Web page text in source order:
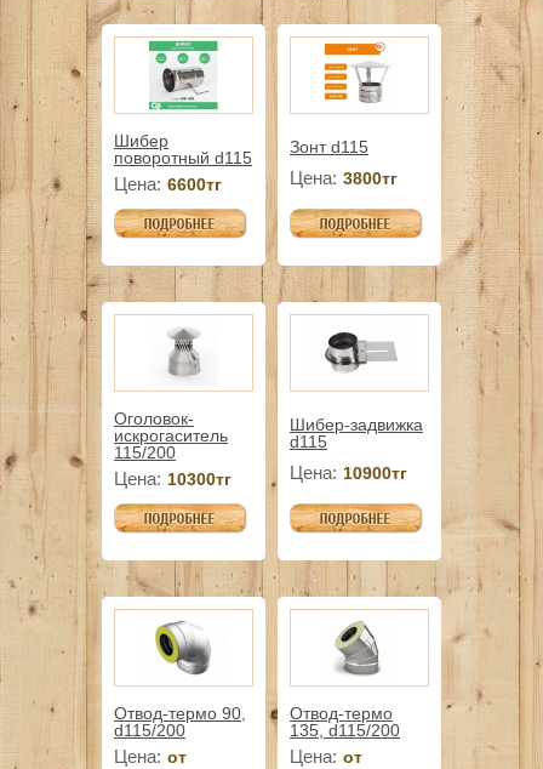
Шибер
поворотный d115
Цена: 6600тг
Зонт d115
Цена: 3800тг
Оголовок-
искрогаситель
115/200
Цена: 10300тг
Шибер-задвижка
d115
Цена: 10900тг
Отвод-термо 90,
d115/200
Цена: от
Отвод-термо
135, d115/200
Цена: от